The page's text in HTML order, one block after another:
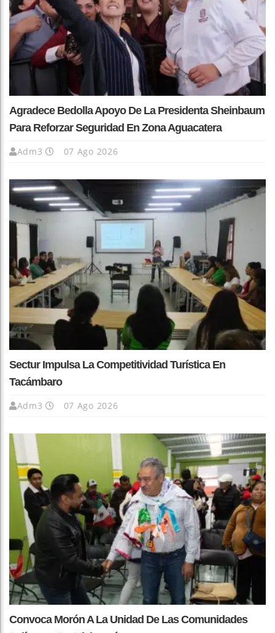
Agradece Bedolla Apoyo De La Presidenta Sheinbaum
Para Reforzar Seguridad En Zona Aguacatera
Adm3 07 Ago 2026
Sectur Impulsa La Competitividad Turística En
Tacámbaro
Adm3 07 Ago 2026
Convoca Morón A La Unidad De Las Comunidades